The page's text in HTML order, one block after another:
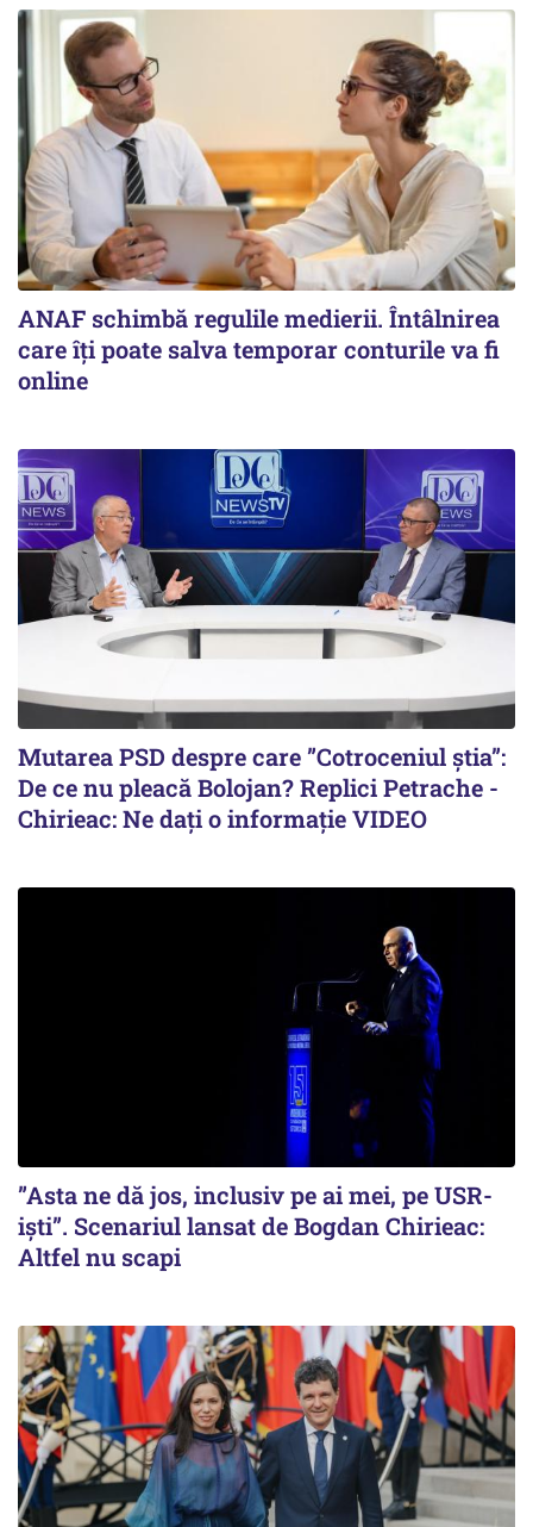
ANAF schimbă regulile medierii. Întâlnirea
care îți poate salva temporar conturile va fi
online
Mutarea PSD despre care ”Cotroceniul știa”:
De ce nu pleacă Bolojan? Replici Petrache -
Chirieac: Ne dați o informație VIDEO
”Asta ne dă jos, inclusiv pe ai mei, pe USR-
iști”. Scenariul lansat de Bogdan Chirieac:
Altfel nu scapi